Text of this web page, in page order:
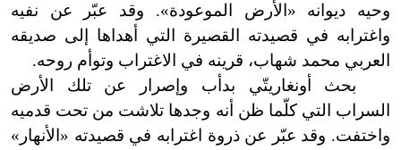
وحيه ديوانه «الأرض الموعودة». وقد عبّر عن نفيه
واغترابه في قصيدته القصيرة التي أهداها إلى صديقه
العربي محمد شهاب، قرينه في الاغتراب وتوأم روحه.
بحث أونغاريتّي بدأب وإصرار عن تلك الأرض
السراب التي كلّما ظن أنه وجدها تلاشت من تحت قدميه
واختفت. وقد عبّر عن ذروة اغترابه في قصيدته «الأنهار»